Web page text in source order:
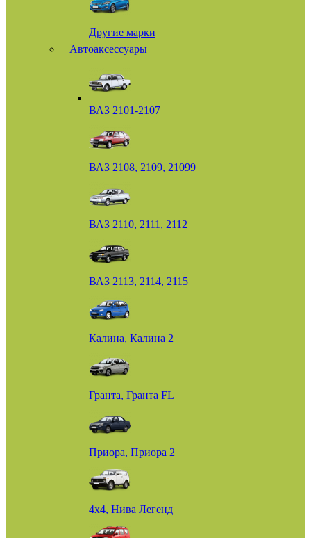
Другие марки
Автоаксессуары
ВАЗ 2101-2107
ВАЗ 2108, 2109, 21099
ВАЗ 2110, 2111, 2112
ВАЗ 2113, 2114, 2115
Калина, Калина 2
Гранта, Гранта FL
Приора, Приора 2
4х4, Нива Легенд